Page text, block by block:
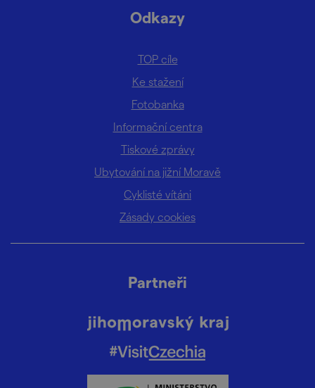
Odkazy
TOP cíle
Ke stažení
Fotobanka
Informační centra
Tiskové zprávy
Ubytování na jižní Moravě
Cyklisté vítáni
Zásady cookies
Partneři